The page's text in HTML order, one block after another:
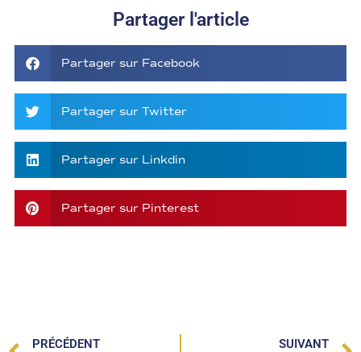
Partager l'article
Partager sur Facebook
Partager sur Twitter
Partager sur Linkdin
Partager sur Pinterest
PRÉCÉDENT SUIVANT